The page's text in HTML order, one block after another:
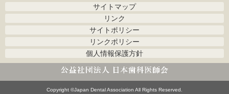
サイトマップ
リンク
サイトポリシー
リンクポリシー
個人情報保護方針
Copyright ©Japan Dental Association All Rights Reserved.